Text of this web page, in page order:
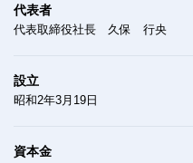
代表者
代表取締役社長 久保 行央
設立
昭和2年3月19日
資本金